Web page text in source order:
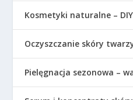
Kosmetyki naturalne – DIY
Oczyszczanie skóry
Pielęgnacja sezonowa –